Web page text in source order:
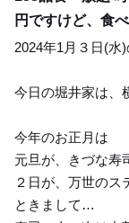
円ですけど、食
2024年1月３日(水
今日の堀井家は、
今年のお正月は
元旦が、きづな寿
２日が、万世のス
ときまして…